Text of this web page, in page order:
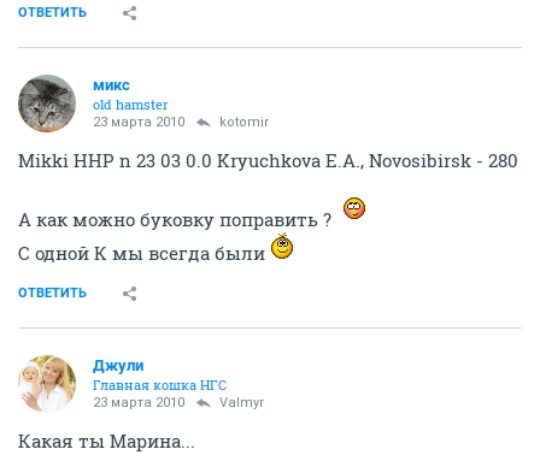
ОТВЕТИТЬ
микс
old hamster
23 марта 2010 kotomir
Mikki HHP n 23 03 0.0 Kryuchkova E.A., Novosibirsk - 280
А как можно буковку поправить ?
С одной К мы всегда были
ОТВЕТИТЬ
Джули
Главная кошка НГС
23 марта 2010 Valmyr
Какая ты Марина...